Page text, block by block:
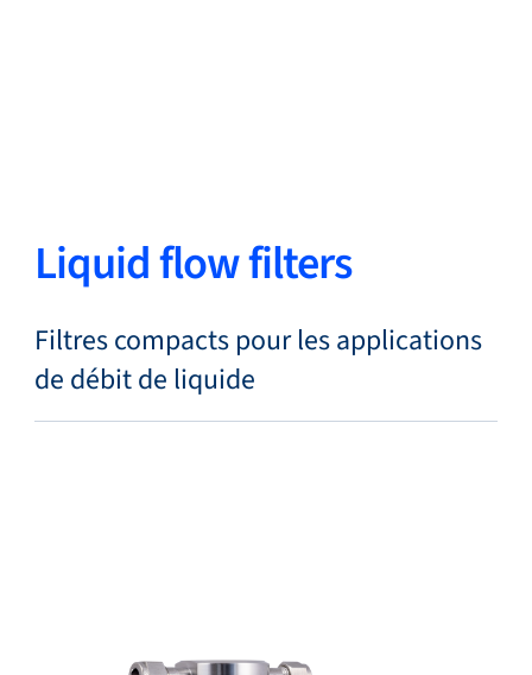
Recherche...
Produits
Liquid flow filters
Filtres compacts pour les applications
de débit de liquide